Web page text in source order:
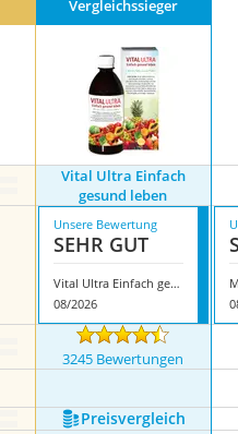
Vergleichssieger
Vital Ultra Einfach
gesund leben
Unsere Bewertung
SEHR GUT
Vital Ultra Einfach gesund leben
08/2026
3245 Bewertungen
Preis­vergleich